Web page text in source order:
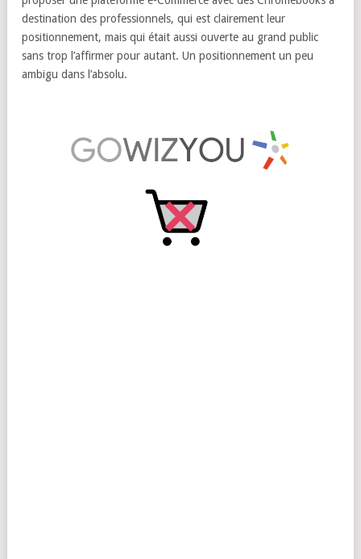
destination des professionnels, qui est clairement leur
positionnement, mais qui était aussi ouverte au grand public
sans trop l’affirmer pour autant. Un positionnement un peu
ambigu dans l’absolu.